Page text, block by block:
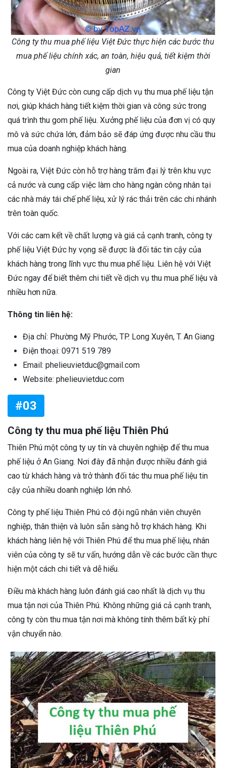
Công ty thu mua phế liệu Việt Đức thực hiện các bước thu
mua phế liệu chính xác, an toàn, hiệu quả, tiết kiệm thời
gian
Công ty Việt Đức còn cung cấp dịch vụ thu mua phế liệu tận
nơi, giúp khách hàng tiết kiệm thời gian và công sức trong
quá trình thu gom phế liệu. Xưởng phế liệu của đơn vị có quy
mô và sức chứa lớn, đảm bảo sẽ đáp ứng được nhu cầu thu
mua của doanh nghiệp khách hàng.
Ngoài ra, Việt Đức còn hỗ trợ hàng trăm đại lý trên khu vực
cả nước và cung cấp việc làm cho hàng ngàn công nhân tại
các nhà máy tái chế phế liệu, xử lý rác thải trên các chi nhánh
trên toàn quốc.
Với các cam kết về chất lượng và giá cả cạnh tranh, công ty
phế liệu Việt Đức hy vọng sẽ được là đối tác tin cậy của
khách hàng trong lĩnh vực thu mua phế liệu. Liên hệ với Việt
Đức ngay để biết thêm chi tiết về dịch vụ thu mua phế liệu và
nhiều hơn nữa.
Thông tin liên hệ:
Địa chỉ: Phường Mỹ Phước, TP. Long Xuyên, T. An Giang
Điện thoại: 0971 519 789
Email: phelieuvietduc@gmail.com
Website: phelieuvietduc.com
#03
Công ty thu mua phế liệu Thiên Phú
Thiên Phú một công ty uy tín và chuyên nghiệp để thu mua
phế liệu ở An Giang. Nơi đây đã nhận được nhiều đánh giá
cao từ khách hàng và trở thành đối tác thu mua phế liệu tin
cậy của nhiều doanh nghiệp lớn nhỏ.
Công ty phế liệu Thiên Phú có đội ngũ nhân viên chuyên
nghiệp, thân thiện và luôn sẵn sàng hỗ trợ khách hàng. Khi
khách hàng liên hệ với Thiên Phú để thu mua phế liệu, nhân
viên của công ty sẽ tư vấn, hướng dẫn về các bước cần thực
hiện một cách chi tiết và dễ hiểu.
Điều mà khách hàng luôn đánh giá cao nhất là dịch vụ thu
mua tận nơi của Thiên Phú. Không những giá cả cạnh tranh,
công ty còn thu mua tận nơi mà không tính thêm bất kỳ phí
vận chuyển nào.